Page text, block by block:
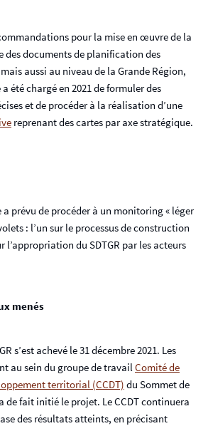
pour la mise en œuvre de la
des documents de planification des
aussi au niveau de la Grande Région,
été chargé en 2021 de formuler des
et de procéder à la réalisation d’une
reprenant des cartes par axe stratégique.
prévu de procéder à un monitoring « léger
: l’un sur le processus de construction
l’appropriation du SDTGR par les acteurs
menés
s’est achevé le 31 décembre 2021. Les
au sein du groupe de travail Comité de
territorial (CCDT) du Sommet de
de fait initié le projet. Le CCDT continuera
des résultats atteints, en précisant